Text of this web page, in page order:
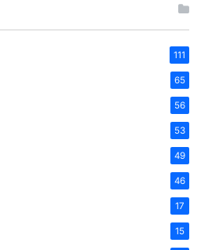
111
65
56
53
49
46
17
15